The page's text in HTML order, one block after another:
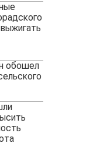
обошел